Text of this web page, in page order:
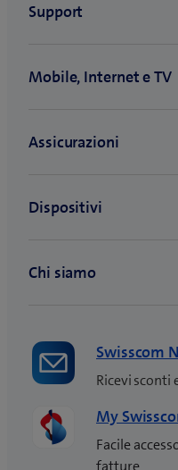
Swisscom
Ricevi sconti
My
Facile
fatture